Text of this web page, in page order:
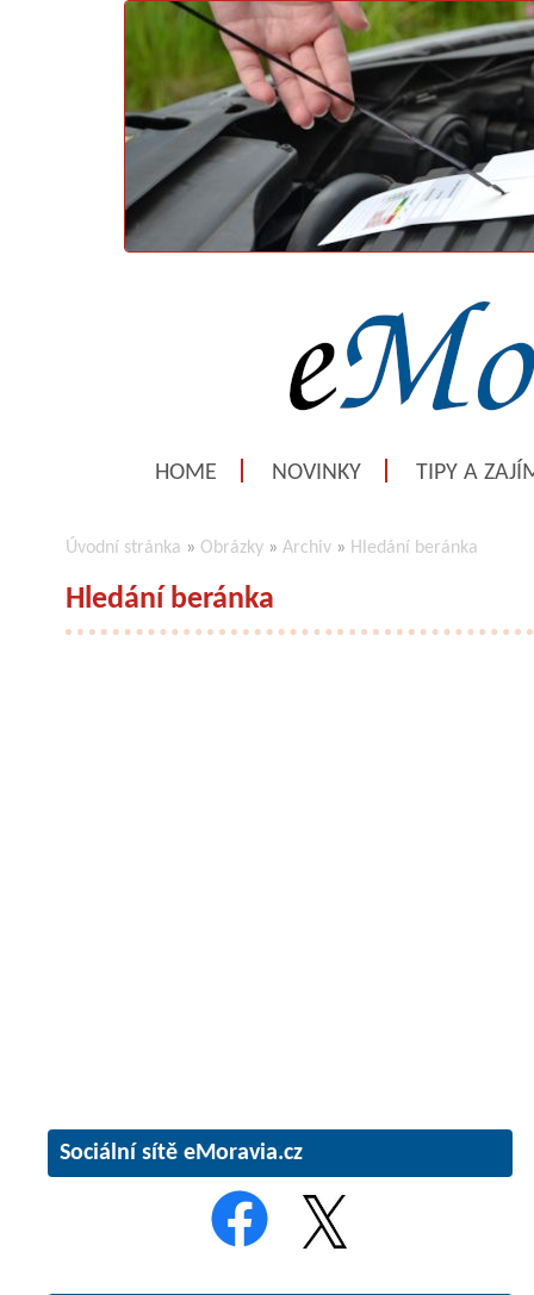
HOME NOVINKY TIPY A
Úvodní stránka » Obrázky » Archiv » Hledání beránka
Hledání beránka
Sociální sítě eMoravia.cz